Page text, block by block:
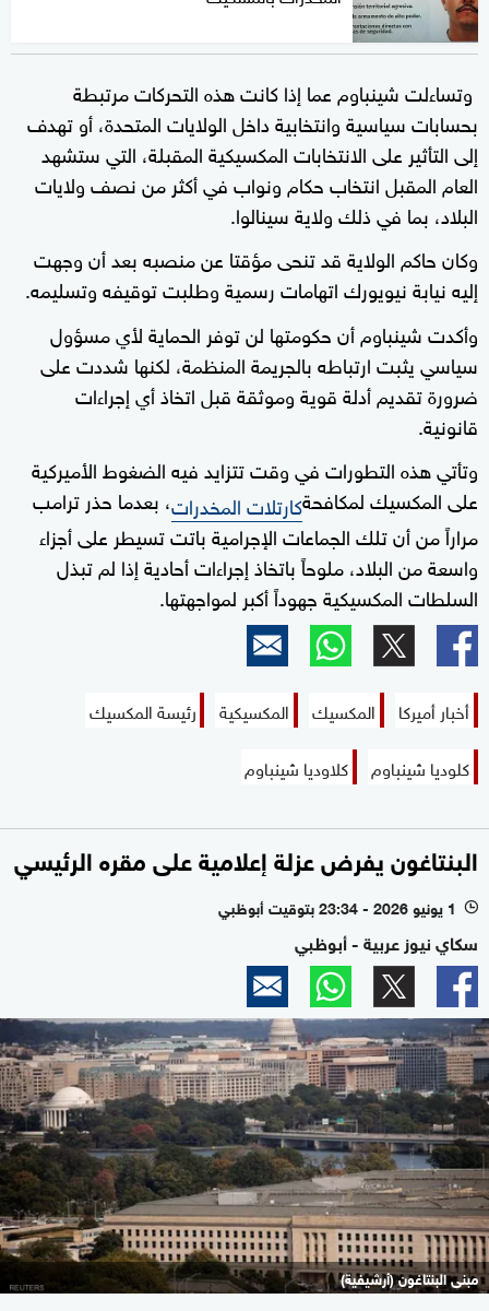
وتساءلت شينباوم عما إذا كانت هذه التحركات مرتبطة
بحسابات سياسية وانتخابية داخل الولايات المتحدة، أو تهدف
إلى التأثير على الانتخابات المكسيكية المقبلة، التي ستشهد
العام المقبل انتخاب حكام ونواب في أكثر من نصف ولايات
البلاد، بما في ذلك ولاية سينالوا.
وكان حاكم الولاية قد تنحى مؤقتا عن منصبه بعد أن وجهت
إليه نيابة نيويورك اتهامات رسمية وطلبت توقيفه وتسليمه.
وأكدت شينباوم أن حكومتها لن توفر الحماية لأي مسؤول
سياسي يثبت ارتباطه بالجريمة المنظمة، لكنها شددت على
ضرورة تقديم أدلة قوية وموثقة قبل اتخاذ أي إجراءات
قانونية.
وتأتي هذه التطورات في وقت تتزايد فيه الضغوط الأميركية
على المكسيك لمكافحةكارتلات المخدرات، بعدما حذر ترامب
مراراً من أن تلك الجماعات الإجرامية باتت تسيطر على أجزاء
واسعة من البلاد، ملوحاً باتخاذ إجراءات أحادية إذا لم تبذل
السلطات المكسيكية جهوداً أكبر لمواجهتها.
أخبار أميركا المكسيك المكسيكية
رئيسة المكسيك
كلوديا شينباوم
كلاوديا شينباوم
البنتاغون يفرض عزلة إعلامية على مقره الرئيسي
l 1 يونيو 2026 - 23:34 بتوقيت أبوظبي
سكاي نيوز عربية - أبوظبي
مبنى البنتاغون (أرشيفية)